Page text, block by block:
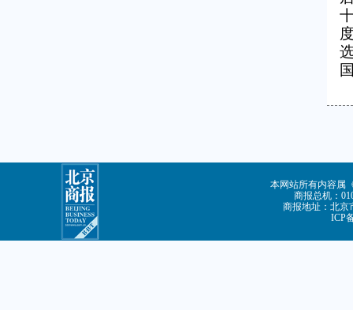
本网站所有内容属
商报总机：
商报地址：北京
ICP